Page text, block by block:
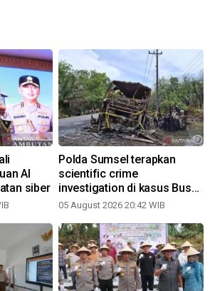
AI
siber
Polda Sumsel terapkan
scientific crime
investigation di kasus Bus
ALS
05 August 2026 20:42 WIB